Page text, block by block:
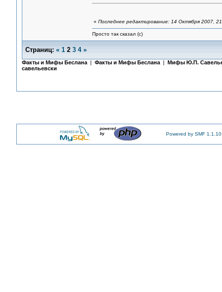
« Последнее редактирование: 14 Октября 2007,
Просто так сказал (с)
Страниц: « 1 2 3 4 »
Факты и Мифы Беслана| Факты и Мифы Беслана| Мифы Ю.П.
савельевски
Powered by SMF 1.1.10